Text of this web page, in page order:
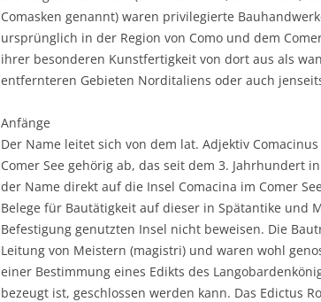
Comasken genannt) waren privilegierte
ursprünglich in der Region von Como und dem
ihrer besonderen Kunstfertigkeit von dort aus als
entfernteren Gebieten Norditaliens oder auch
Anfänge
Der Name leitet sich von dem lat. Adjektiv Comacinus
Comer See gehörig ab, das seit dem 3. Jahrhundert
der Name direkt auf die Insel Comacina im Comer
Belege für Bautätigkeit auf dieser in Spätantike und
Befestigung genutzten Insel nicht beweisen. Die
Leitung von Meistern (magistri) und waren wohl
einer Bestimmung eines Edikts des
bezeugt ist, geschlossen werden kann. Das Edictus